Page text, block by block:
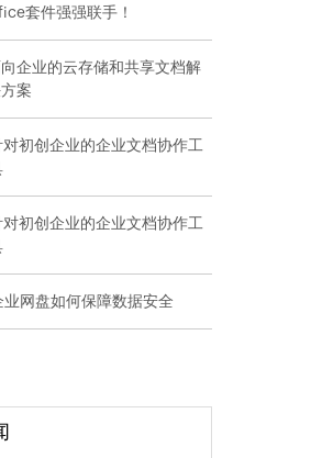
套件强强联手！
企业的云存储和共享文档解
案
对初创企业的企业文档协作工
对初创企业的企业文档协作工
业网盘如何保障数据安全